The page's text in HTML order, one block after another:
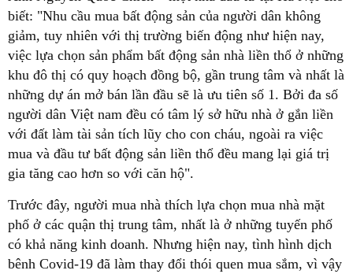
biết: "Nhu cầu mua bất động sản của người dân không
giảm, tuy nhiên với thị trường biến động như hiện nay,
việc lựa chọn sản phẩm bất động sản nhà liền thổ ở những
khu đô thị có quy hoạch đồng bộ, gần trung tâm và nhất là
những dự án mở bán lần đầu sẽ là ưu tiên số 1. Bởi đa số
người dân Việt nam đều có tâm lý sở hữu nhà ở gắn liền
với đất làm tài sản tích lũy cho con cháu, ngoài ra việc
mua và đầu tư bất động sản liền thổ đều mang lại giá trị
gia tăng cao hơn so với căn hộ".
Trước đây, người mua nhà thích lựa chọn mua nhà mặt
phố ở các quận thị trung tâm, nhất là ở những tuyến phố
có khả năng kinh doanh. Nhưng hiện nay, tình hình dịch
bênh Covid-19 đã làm thay đổi thói quen mua sắm, vì vậy